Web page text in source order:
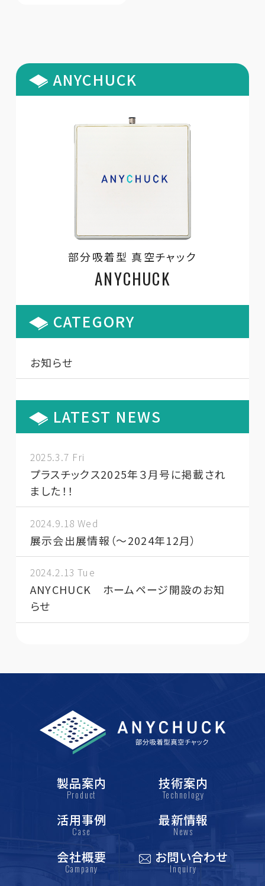
ANYCHUCK
部分吸着型 真空チャック
ANYCHUCK
CATEGORY
お知らせ
LATEST NEWS
2025.3.7 Fri
プラスチックス2025年３月号に掲載され
ました！！
2024.9.18 Wed
展示会出展情報（～2024年12月）
2024.2.13 Tue
ANYCHUCK ホームページ開設のお知
らせ
製品案内
Product
技術案内
Technology
活用事例
Case
最新情報
News
会社概要
Campany
お問い合わせ
Inquiry